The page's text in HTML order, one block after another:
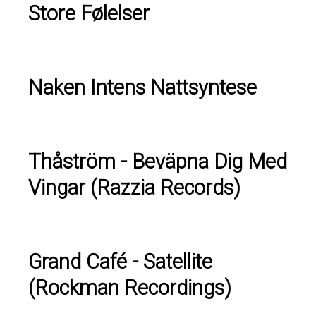
Store Følelser
Naken Intens Nattsyntese
Thåström - Beväpna Dig Med
Vingar (Razzia Records)
Grand Café - Satellite
(Rockman Recordings)